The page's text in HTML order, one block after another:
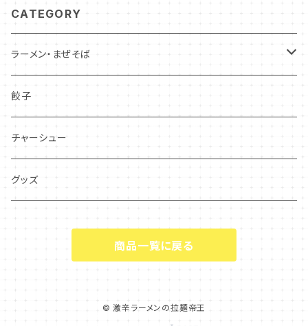
CATEGORY
ラーメン・まぜそば
辛いラーメン
辛くないラーメン
勝浦式タンタンメン
竹岡式ラーメン
餃子
チャーシュー
グッズ
商品一覧に戻る
© 激辛ラーメンの拉麺帝王